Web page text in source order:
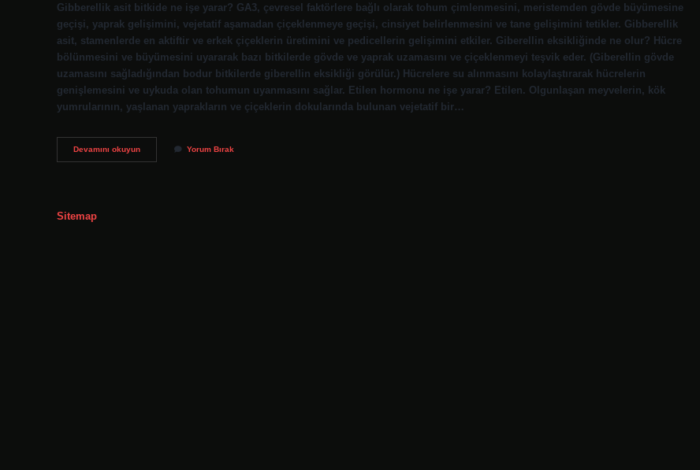
Gibberellik asit bitkide ne işe yarar? GA3, çevresel faktörlere bağlı olarak tohum çimlenmesini, meristemden gövde büyümesine
geçişi, yaprak gelişimini, vejetatif aşamadan çiçeklenmeye geçişi, cinsiyet belirlenmesini ve tane gelişimini tetikler. Gibberellik
asit, stamenlerde en aktiftir ve erkek çiçeklerin üretimini ve pedicellerin gelişimini etkiler. Giberellin eksikliğinde ne olur? Hücre
bölünmesini ve büyümesini uyararak bazı bitkilerde gövde ve yaprak uzamasını ve çiçeklenmeyi teşvik eder. (Giberellin gövde
uzamasını sağladığından bodur bitkilerde giberellin eksikliği görülür.) Hücrelere su alınmasını kolaylaştırarak hücrelerin
genişlemesini ve uykuda olan tohumun uyanmasını sağlar. Etilen hormonu ne işe yarar? Etilen. Olgunlaşan meyvelerin, kök
yumrularının, yaşlanan yaprakların ve çiçeklerin dokularında bulunan vejetatif bir…
Devamını okuyunGiberellin
Ne
Yorum Bırak
Sitemap